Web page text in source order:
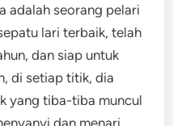
adalah seorang pelari
lari terbaik, telah
dan siap untuk
di setiap titik, dia
yang tiba-tiba muncul
dan menari.